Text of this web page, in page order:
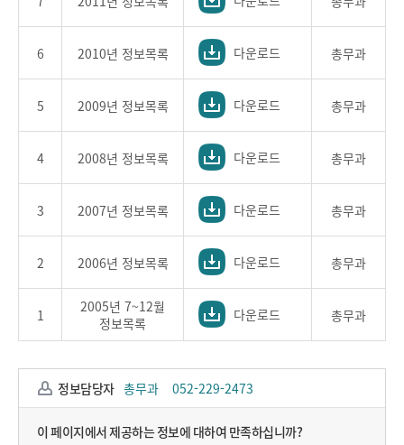
6 2010년 정보목록 다운로드 총무과
5 2009년 정보목록 다운로드 총무과
4 2008년 정보목록 다운로드 총무과
3 2007년 정보목록 다운로드 총무과
2 2006년 정보목록 다운로드 총무과
1
2005년 7~12월
정보목록
다운로드 총무과
정보담당자 총무과 052-229-2473
이 페이지에서 제공하는 정보에 대하여 만족하십니까?